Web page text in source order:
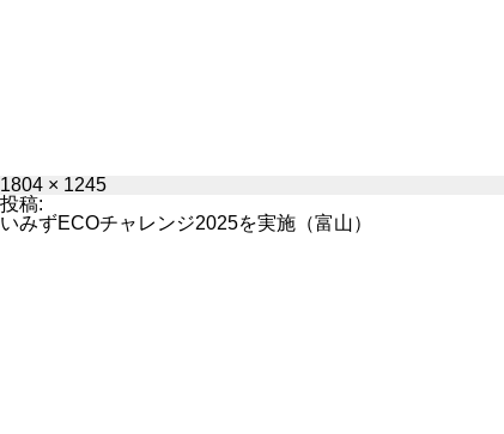
フ
ル
サ
1804 × 1245
投稿:
いみずECOチャレンジ2025を実施（富山）